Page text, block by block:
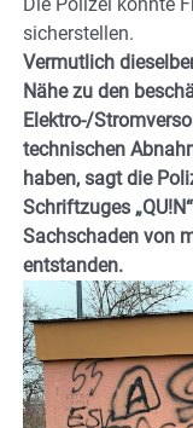
sicherstellen.
Vermutlich
Nähe zu den
Elektro-/
technischen
haben, sagt die
Schriftzuges
Sachschaden von
entstanden.